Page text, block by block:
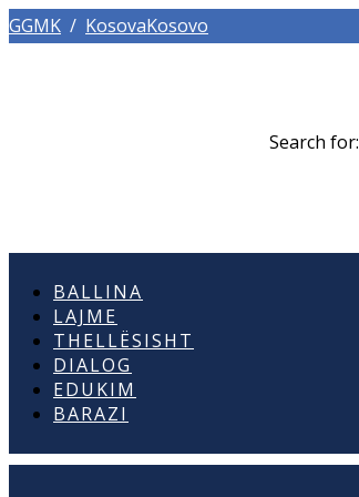
GGMK / KosovaKosovo
Search for:
BALLINA
LAJME
THELLËSISHT
DIALOG
EDUKIM
BARAZI